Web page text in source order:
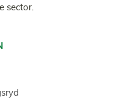
sector.